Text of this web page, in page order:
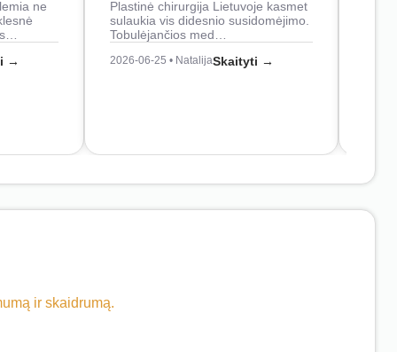
ne
→
Plastinė chirurgija Lietuvoje kasmet
sulaukia vis didesnio susidomėjimo.
Tobulėjančios med…
2026-06-25 • NatalijaSkaityti →
ir skaidrumą.